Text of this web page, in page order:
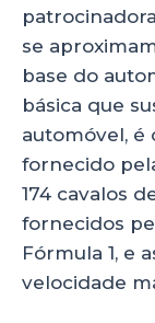
se
base do
básica que
automóvel, é
fornecido
174 cavalos
fornecidos
Fórmula 1, e
velocidade